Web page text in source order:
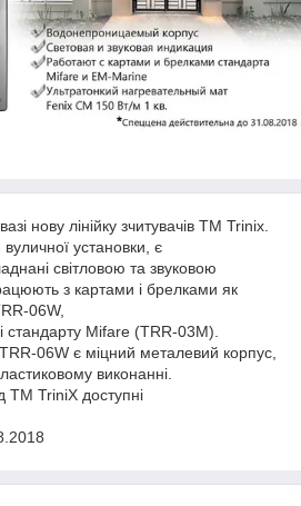
нову лінійку зчитувачів TM Trinix.
установки, є
світловою та звуковою
з картами і брелками як
06W,
стандарту Mifare (TRR-03M).
06W є міцний металевий корпус,
виконанні.
ТМ TriniX доступні